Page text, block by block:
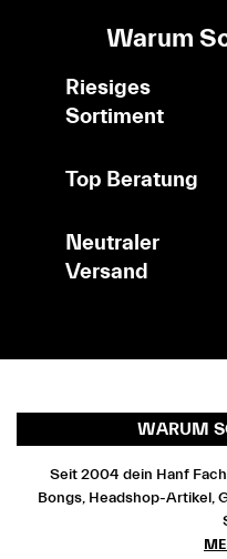
Warum
Riesiges
Sortiment
Top Beratung
Neutraler
Versand
WARUM
Seit 2004 dein Hanf
Bongs, Headshop-Artikel,